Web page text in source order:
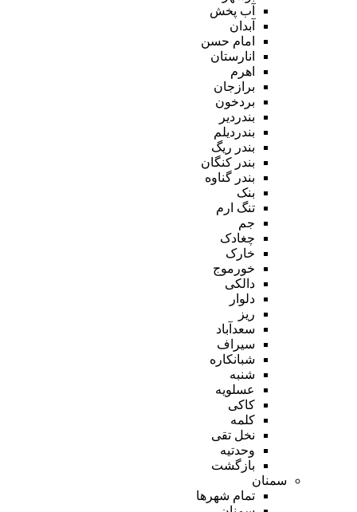
آب پخش
آبدان
امام حسن
انارستان
اهرم
برازجان
بردخون
بندردیر
بندردیلم
بندر ریگ
بندر کنگان
بندر گناوه
بنک
تنگ ارم
جم
چغادک
خارک
خورموج
دالکی
دلوار
ریز
سعدآباد
سیراف
شبانکاره
شنبه
عسلویه
کاکی
کلمه
نخل تقی
وحدتیه
بازگشت
سمنان
تمام شهر‌ها